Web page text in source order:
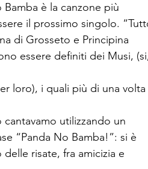
è la canzone più
il prossimo singolo.
di Grosseto e Principina
essere definiti dei Musi,
loro), i quali più di una volta
cantavamo utilizzando un
“Panda No Bamba!”: si è
risate, fra amicizia e